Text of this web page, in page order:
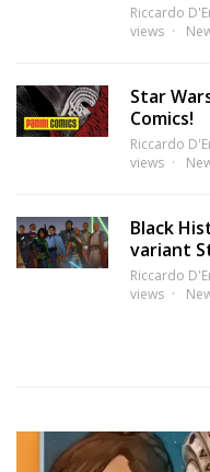
Riccardo
views
Star
Comics!
Riccardo
views
Black
variant
Riccardo
views